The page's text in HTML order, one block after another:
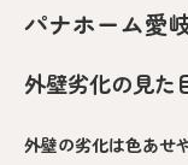
パナホーム愛
外壁劣化の見た
外壁の劣化は色あせ